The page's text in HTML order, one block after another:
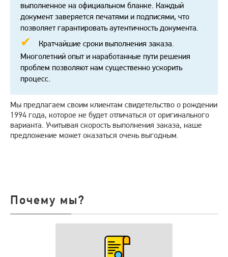
выполненное на официальном бланке. Каждый
документ заверяется печатями и подписями, что
позволяет гарантировать аутентичность документа.
Кратчайшие сроки выполнения заказа.
Многолетний опыт и наработанные пути решения
проблем позволяют нам существенно ускорить
процесс.
Мы предлагаем своим клиентам свидетельство о рождении
1994 года, которое не будет отличаться от оригинального
варианта. Учитывая скорость выполнения заказа, наше
предложение может оказаться очень выгодным.
Почему мы?